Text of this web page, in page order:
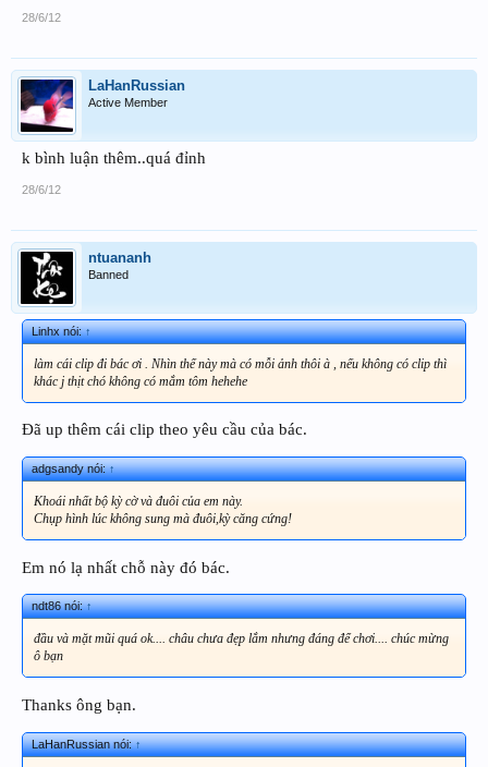
28/6/12
LaHanRussian
Active Member
k bình luận thêm..quá đỉnh
28/6/12
ntuananh
Banned
Linhx nói:↑
làm cái clip đi bác ơi . Nhìn thế này mà có mỗi ảnh thôi à , nếu không có clip thì
khác j thịt chó không có mắm tôm hehehe
Đã up thêm cái clip theo yêu cầu của bác.
adgsandy nói:↑
Khoái nhất bộ kỳ cờ và đuôi của em này.
Chụp hình lúc không sung mà đuôi,kỳ căng cứng!
Em nó lạ nhất chỗ này đó bác.
ndt86 nói:↑
đầu và mặt mũi quá ok.... châu chưa đẹp lắm nhưng đáng để chơi.... chúc mừng
ô bạn
Thanks ông bạn.
LaHanRussian nói:↑